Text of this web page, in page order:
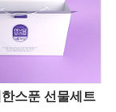
스푼 선물세트